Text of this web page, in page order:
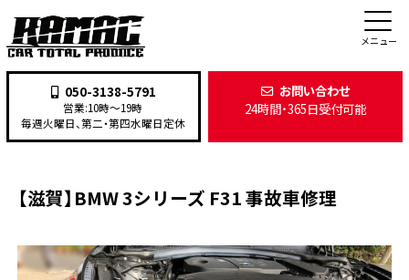
メニュー
050-3138-5791
営業:10時〜19時
毎週火曜日、第二・第四水曜日定休
お問い合わせ
24時間・365日受付可能
TOP 施工事例>その他 >【滋賀】BMW 3シリーズ F31 事故車修理
【滋賀】BMW 3シリーズ F31 事故車修理